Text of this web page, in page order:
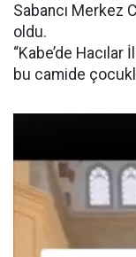
Sabancı Merkez
oldu.
“Kabe’de
bu camide